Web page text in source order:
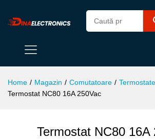
Home / Magazin / Comutatoare /
Termostat NC80 16A 250Vac
Termostat NC80 16A